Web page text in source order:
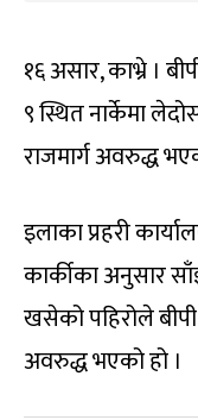
१६ असार, काभ्रे ।
९ स्थित नार्केमा
राजमार्ग अवरुद्ध
इलाका प्रहरी
कार्कीका अनुसार
खसेको पहिरोले
अवरुद्ध भएको हो ।